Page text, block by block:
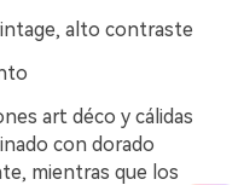
alto contraste
art déco y cálidas
con dorado
mientras que los